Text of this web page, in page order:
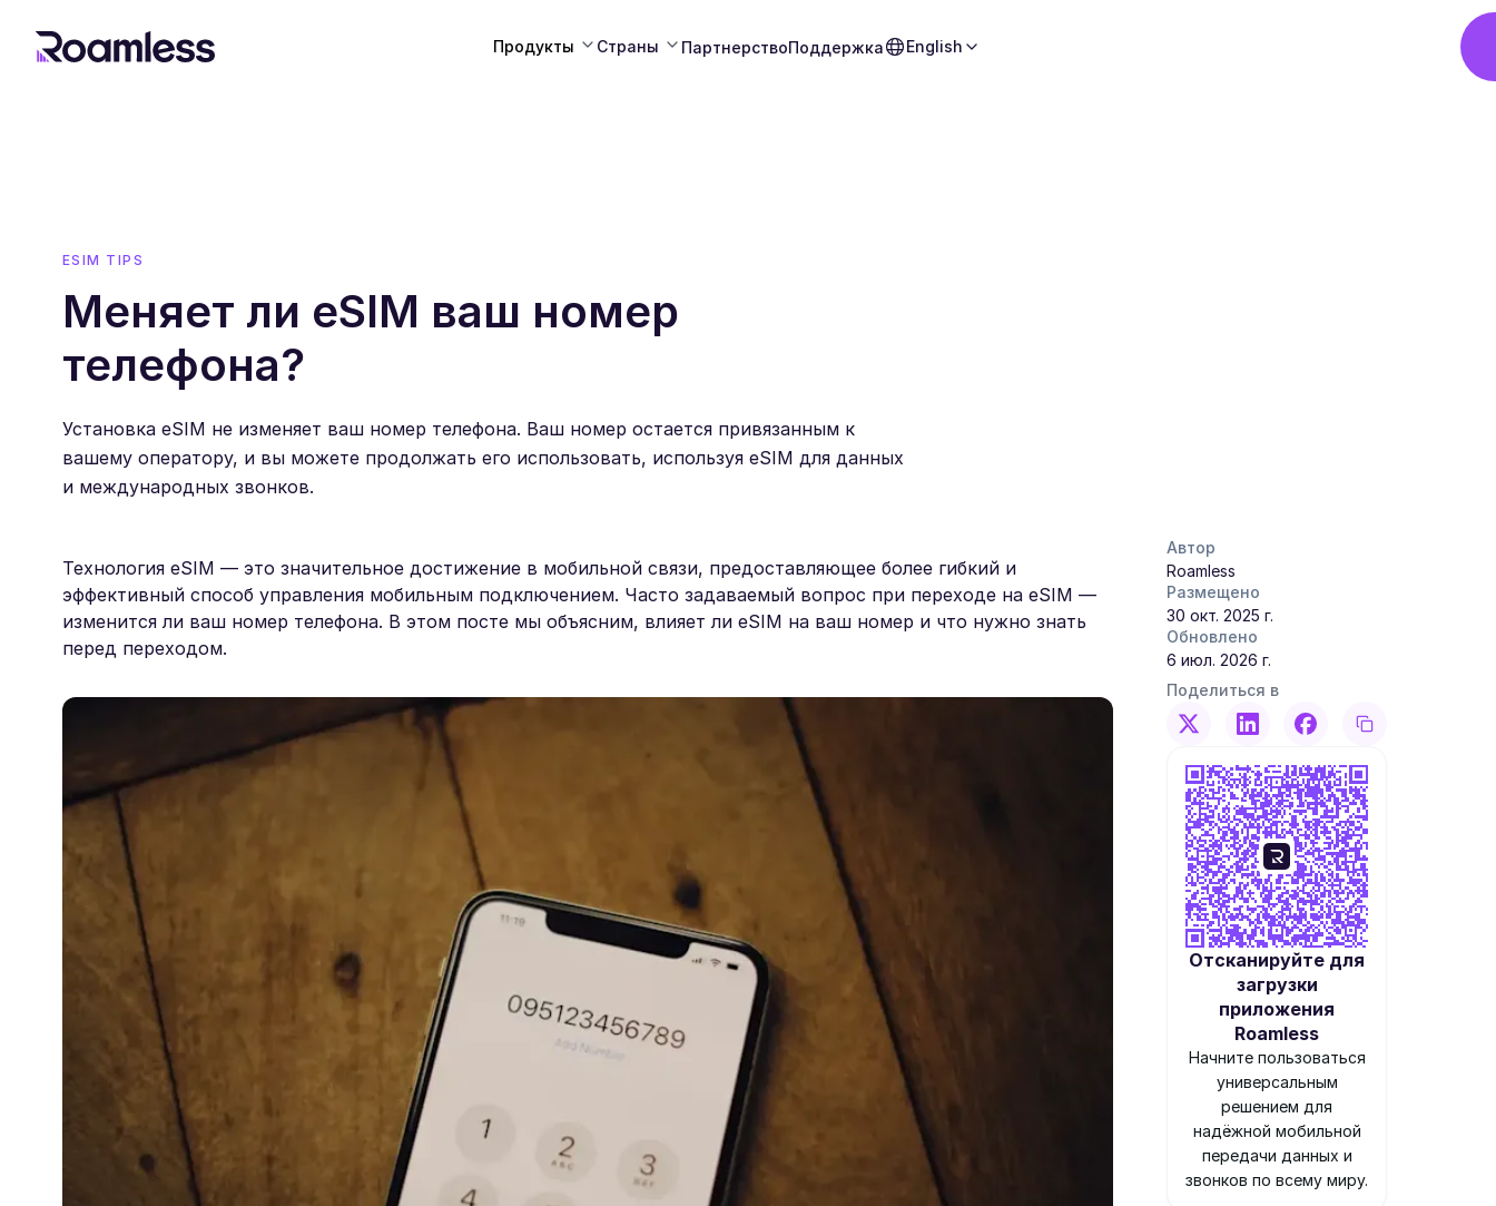
Продукты Страны ПартнерствоПоддержка English
ESIM TIPS
Меняет ли eSIM ваш номер
телефона?
Установка eSIM не изменяет ваш номер телефона. Ваш номер остается привязанным к
вашему оператору, и вы можете продолжать его использовать, используя eSIM для данных
и международных звонков.
Технология eSIM — это значительное достижение в мобильной связи, предоставляющее более гибкий и
эффективный способ управления мобильным подключением. Часто задаваемый вопрос при переходе на eSIM —
изменится ли ваш номер телефона. В этом посте мы объясним, влияет ли eSIM на ваш номер и что нужно знать
перед переходом.
Автор
Roamless
Размещено
30 окт. 2025 г.
Обновлено
6 июл. 2026 г.
Поделиться в
Отсканируйте для
загрузки
приложения
Roamless
Начните пользоваться
универсальным
решением для
надёжной мобильной
передачи данных и
звонков по всему миру.